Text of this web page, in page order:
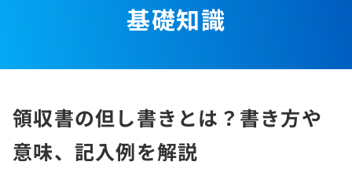
基礎知識
領収書の但し書きとは？書き方や
意味、記入例を解説